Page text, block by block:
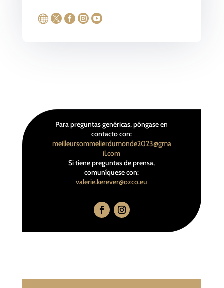
    
Para preguntas genéricas, póngase en
contacto con:
meilleursommelierdumonde2023@gma
il.com
Si tiene preguntas de prensa,
comuníquese con:
valerie.kerever@ozco.eu